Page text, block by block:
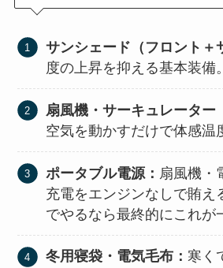
サンシェード（フロント＋
度の上昇を抑える基本装備
扇風機・サーキュレーター
空気を動かすだけで体感温
ポータブル電源： 扇風機・
充電をエンジンなしで賄え
でやるなら最終的にこれが
冬用寝袋・電気毛布：寒く